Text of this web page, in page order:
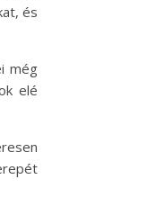
és
még
elé